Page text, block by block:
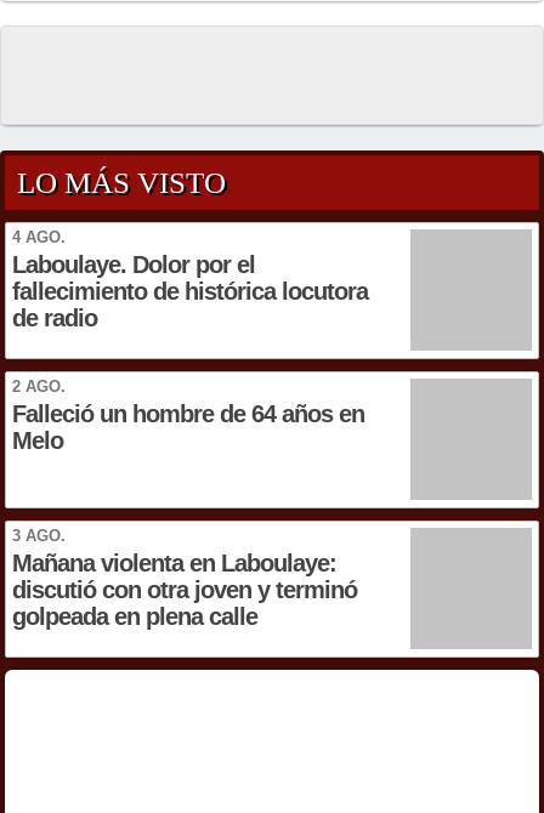
LO MÁS VISTO
4 AGO.
Laboulaye. Dolor por el
fallecimiento de histórica locutora
de radio
2 AGO.
Falleció un hombre de 64 años en
Melo
3 AGO.
Mañana violenta en Laboulaye:
discutió con otra joven y terminó
golpeada en plena calle